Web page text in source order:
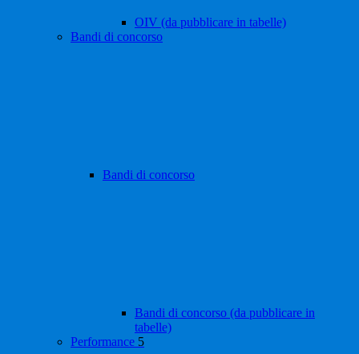
OIV (da pubblicare in tabelle)
Bandi di concorso
Bandi di concorso
Bandi di concorso (da pubblicare in
tabelle)
Performance 5